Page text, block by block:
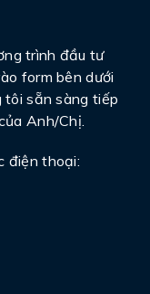
trình đầu tư
form bên dưới
tôi sẵn sàng tiếp
Anh/Chị.
điện thoại: